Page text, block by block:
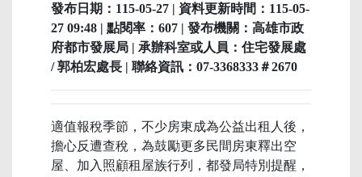
發布日期：115-05-27 | 資料更新時間：115-05-
27 09:48 | 點閱率：607 | 發布機關：高雄市政
府都市發展局 | 承辦科室或人員：住宅發展處
/ 郭柏宏處長 | 聯絡資訊：07-3368333＃2670
適值報稅季節，不少房東成為公益出租人後，
擔心反遭查稅，為鼓勵更多民間房東釋出空
屋、加入照顧租屋族行列，都發局特別提醒，